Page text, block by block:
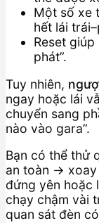
Một số xe
hết lái
Reset giúp
phát”.
Tuy nhiên,
ngay hoặc lái
chuyển sang
nào vào gara”.
Bạn có thể thử
an toàn →
đứng yên hoặc
chạy chậm vài
quan sát đèn